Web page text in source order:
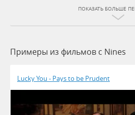
ПОКАЗАТЬ БОЛЬШЕ
Примеры из фильмов c Nines
Lucky You - Pays to be Prudent